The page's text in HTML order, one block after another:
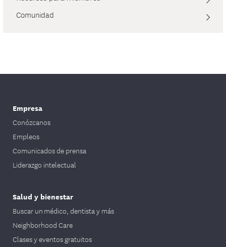
Comunidad
Empresa
Conózcanos
Empleos
Comunicados de prensa
Liderazgo intelectual
Salud y bienestar
Buscar un médico, dentista y más
Neighborhood Care
Clases y eventos gratuitos